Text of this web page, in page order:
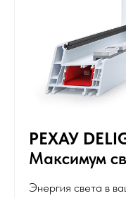
РЕХАУ
Максимум
Энергия света в